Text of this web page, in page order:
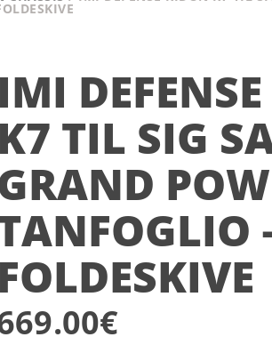
IMI
K7 TIL SIG
FOLDESKIVE
€